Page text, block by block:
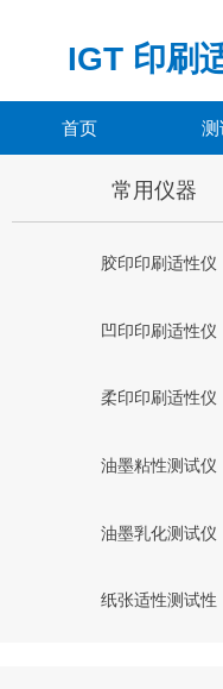
IGT 印刷
首页 测
常用仪器
胶印印刷适性仪
凹印印刷适性仪
柔印印刷适性仪
油墨粘性测试仪
油墨乳化测试仪
纸张适性测试性